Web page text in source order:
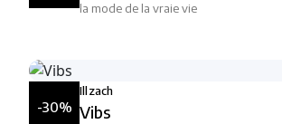
la mode de la vraie vie
-30%
Illzach
Vibs